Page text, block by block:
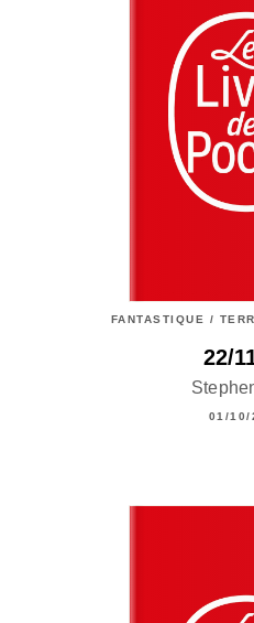
FANTASTIQUE /
22/
01/10/